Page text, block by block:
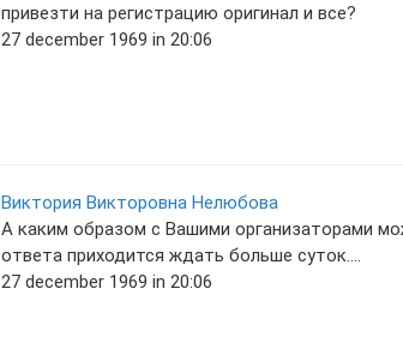
привезти на регистрацию оригинал и все?
27 december 1969 in 20:06
Виктория Викторовна Нелюбова
А каким образом с Вашими организаторами
ответа приходится ждать больше суток....
27 december 1969 in 20:06